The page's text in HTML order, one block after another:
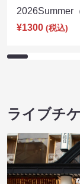
2026Summer
¥1300 (税込)
ライブチ